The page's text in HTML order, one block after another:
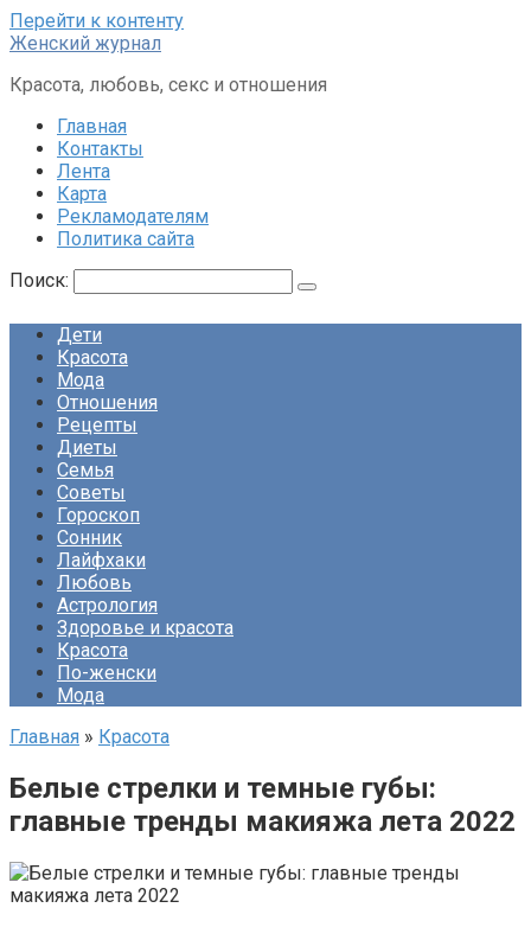
Перейти к контенту
Женский журнал
Красота, любовь, секс и отношения
Главная
Контакты
Лента
Карта
Рекламодателям
Политика сайта
Поиск:
Дети
Красота
Мода
Отношения
Рецепты
Диеты
Семья
Советы
Гороскоп
Сонник
Лайфхаки
Любовь
Астрология
Здоровье и красота
Красота
По-женски
Мода
Главная » Красота
Белые стрелки и темные губы:
главные тренды макияжа лета 2022